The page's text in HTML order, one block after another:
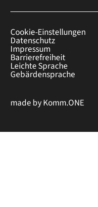
Cookie-Einstellungen
Datenschutz
Impressum
Barrierefreiheit
Leichte Sprache
Gebärdensprache
made byKomm.ONE